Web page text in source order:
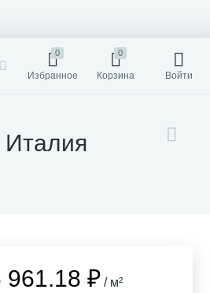
0
Избранное
0
Корзина Войти
Италия
961.18 ₽ / м²